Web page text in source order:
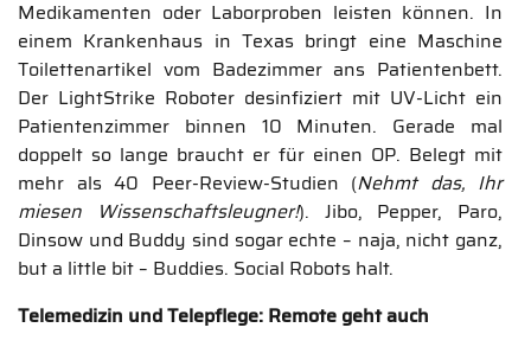
Medikamenten oder Laborproben leisten können. In
einem Krankenhaus in Texas bringt eine Maschine
Toilettenartikel vom Badezimmer ans Patientenbett.
Der LightStrike Roboter desinfiziert mit UV-Licht ein
Patientenzimmer binnen 10 Minuten. Gerade mal
doppelt so lange braucht er für einen OP. Belegt mit
mehr als 40 Peer-Review-Studien (Nehmt das, Ihr
miesen Wissenschaftsleugner!). Jibo, Pepper, Paro,
Dinsow und Buddy sind sogar echte – naja, nicht ganz,
but a little bit – Buddies. Social Robots halt.
Telemedizin und Telepflege: Remote geht auch